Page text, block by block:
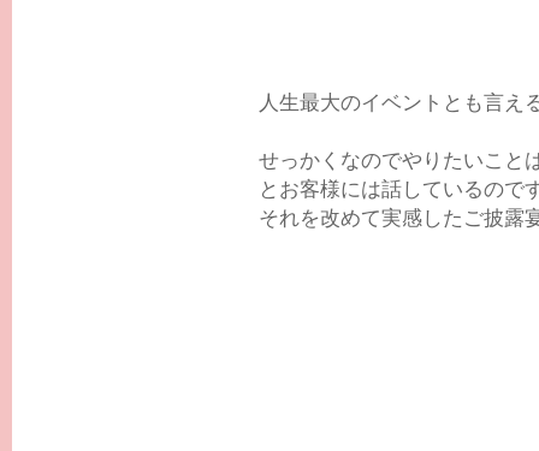
人生最大のイベントとも言え
せっかくなのでやりたいこと
とお客様には話しているので
それを改めて実感したご披露